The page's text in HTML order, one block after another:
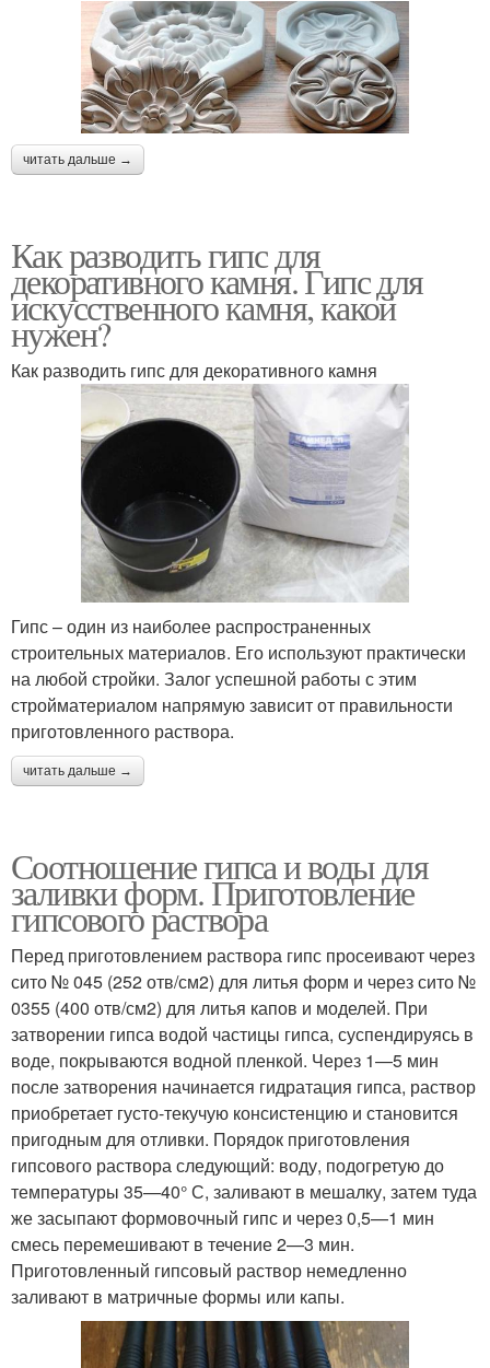
читать дальше →
Как разводить гипс для
декоративного камня. Гипс для
искусственного камня, какой
нужен?
Как разводить гипс для декоративного камня
Гипс – один из наиболее распространенных
строительных материалов. Его используют практически
на любой стройки. Залог успешной работы с этим
стройматериалом напрямую зависит от правильности
приготовленного раствора.
читать дальше →
Соотношение гипса и воды для
заливки форм. Приготовление
гипсового раствора
Перед приготовлением раствора гипс просеивают через
сито № 045 (252 отв/см2) для литья форм и через сито №
0355 (400 отв/см2) для литья капов и моделей. При
затворении гипса водой частицы гипса, суспендируясь в
воде, покрываются водной пленкой. Через 1—5 мин
после затворения начинается гидратация гипса, раствор
приобретает густо-текучую консистенцию и становится
пригодным для отливки. Порядок приготовления
гипсового раствора следующий: воду, подогретую до
температуры 35—40° С, заливают в мешалку, затем туда
же засыпают формовочный гипс и через 0,5—1 мин
смесь перемешивают в течение 2—3 мин.
Приготовленный гипсовый раствор немедленно
заливают в матричные формы или капы.